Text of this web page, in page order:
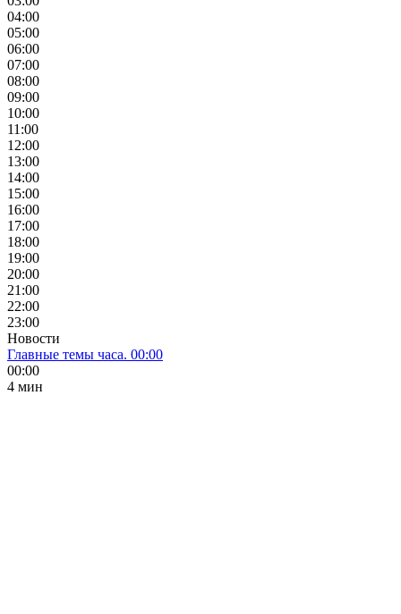
04:00
05:00
06:00
07:00
08:00
09:00
10:00
11:00
12:00
13:00
14:00
15:00
16:00
17:00
18:00
19:00
20:00
21:00
22:00
23:00
Новости
Главные темы часа. 00:00
00:00
4 мин